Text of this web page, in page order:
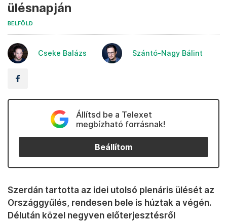
ülésnapján
BELFÖLD
Cseke Balázs Szántó-Nagy Bálint
Állítsd be a Telexet
megbízható forrásnak!
Beállítom
Szerdán tartotta az idei utolsó plenáris ülését az
Országgyűlés, rendesen bele is húztak a végén.
Délután közel negyven előterjesztésről